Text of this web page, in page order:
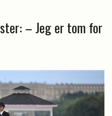
– Jeg er tom for